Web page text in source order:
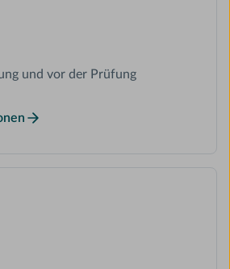
und vor der Prüfung